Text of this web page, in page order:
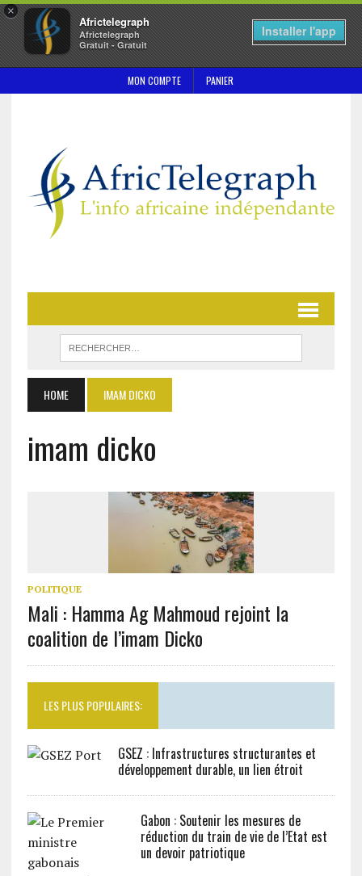
×
Africtelegraph
Africtelegraph
Gratuit - Gratuit
Installer l'app
MON COMPTE PANIER
HOME IMAM DICKO
imam dicko
POLITIQUE
Mali : Hamma Ag Mahmoud rejoint la
coalition de l’imam Dicko
LES PLUS POPULAIRES:
GSEZ : Infrastructures structurantes et
développement durable, un lien étroit
Gabon : Soutenir les mesures de
réduction du train de vie de l’Etat est
un devoir patriotique